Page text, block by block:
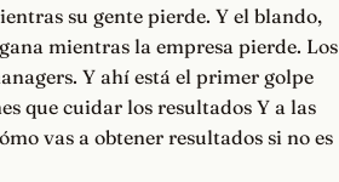
su gente pierde. Y el blando,
mientras la empresa pierde. Los
Y ahí está el primer golpe
que cuidar los resultados Y a las
vas a obtener resultados si no es